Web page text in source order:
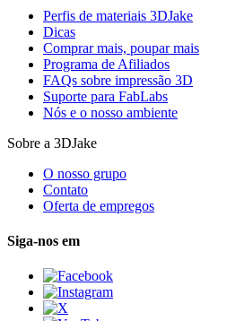
Perfis de materiais 3DJake
Dicas
Comprar mais, poupar mais
Programa de Afiliados
FAQs sobre impressão 3D
Suporte para FabLabs
Nós e o nosso ambiente
Sobre a 3DJake
O nosso grupo
Contato
Oferta de empregos
Siga-nos em